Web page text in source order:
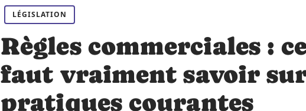
LÉGISLATION
Règles commerciales :
faut vraiment savoir
pratiques courantes